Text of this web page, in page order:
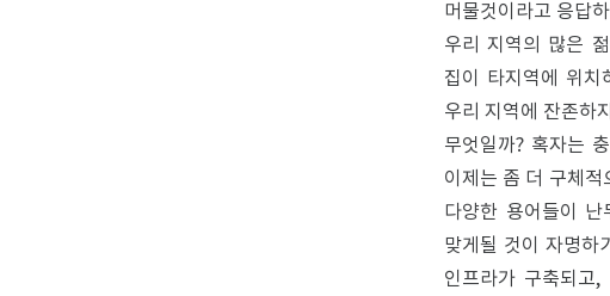
머물것이라고 응답
우리 지역의 많은
집이 타지역에 위치
우리 지역에 잔존하
무엇일까? 혹자는
이제는 좀 더 구체
다양한 용어들이
맞게될 것이 자명하
인프라가 구축되고